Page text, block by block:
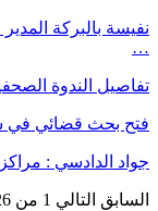
نفيسة بالبركة
…
تفاصيل الندوة
فتح بحث قضائي في
جواد الدادسي :
السابق التالي 1 من 26